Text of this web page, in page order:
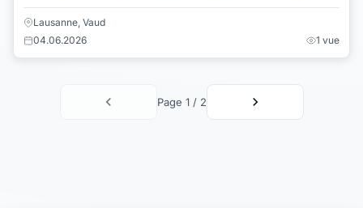
Lausanne, Vaud
04.06.2026
1 vue
Page 1 / 2